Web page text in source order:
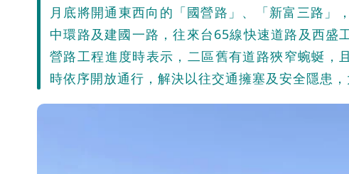
月底將開通東西向的「國營路」、「新富三路」
中環路及建國一路，往來台65線快速道路及西盛
營路工程進度時表示，二區舊有道路狹窄蜿蜒，
時依序開放通行，解決以往交通擁塞及安全隱患，